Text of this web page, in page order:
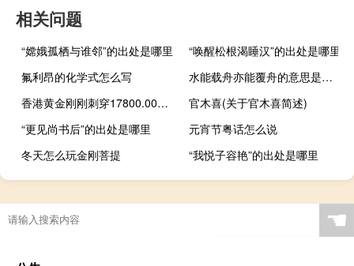
相关问题
“嫦娥孤栖与谁邻”的出处是哪里
“唤醒松根渴睡汉”的出处是哪里
氟利昂的化学式怎么写
水能载舟亦能覆舟的意思是什么生肖（水能载舟亦能覆舟的意思是什么）
香港黄金刚刚刺穿17800.00港元/司马两关口最新报17800.04港元/司马两日图涨0.54%
官木喜(关于官木喜简述)
“更见尚书后”的出处是哪里
元宵节粤话怎么说
冬天怎么玩金刚菩提
“我悦子容艳”的出处是哪里
☚